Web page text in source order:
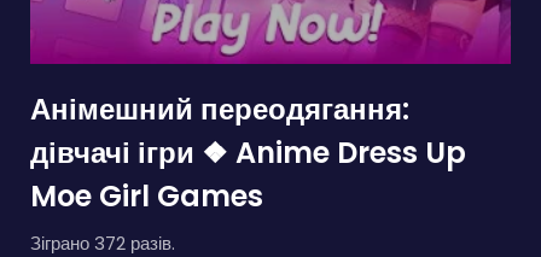
Анімешний переодягання:
дівчачі ігри ❖ Anime Dress Up
Moe Girl Games
Зіграно 372 разів.